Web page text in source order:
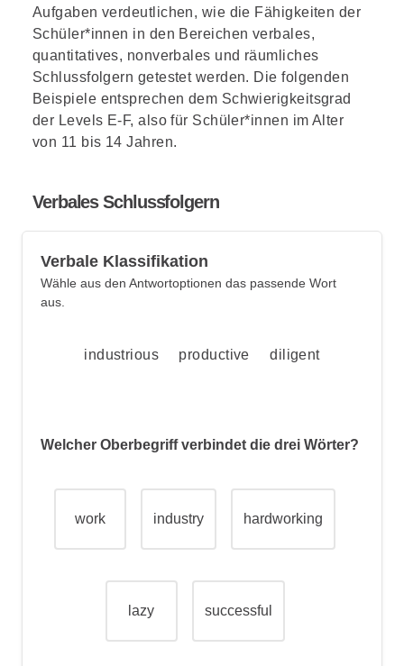
Aufgaben verdeutlichen, wie die Fähigkeiten der
Schüler*innen in den Bereichen verbales,
quantitatives, nonverbales und räumliches
Schlussfolgern getestet werden. Die folgenden
Beispiele entsprechen dem Schwierigkeitsgrad
der Levels E-F, also für Schüler*innen im Alter
von 11 bis 14 Jahren.
Verbales Schlussfolgern
Verbale Klassifikation
Wähle aus den Antwortoptionen das passende Wort
aus.
industrious productive diligent
Welcher Oberbegriff verbindet die drei Wörter?
work industry hardworking
lazy successful